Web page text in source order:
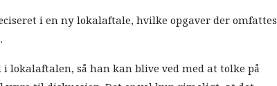
i en ny lokalaftale, hvilke opgaver der omfattes
lokalaftalen, så han kan blive ved med at tolke på